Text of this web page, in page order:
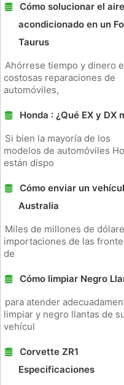
Cómo solucionar el aire
acondicionado en un
Taurus
Ahórrese tiempo y dinero
costosas reparaciones de
automóviles,
Honda : ¿Qué EX y DX
Si bien la mayoría de los
modelos de automóviles
están dispo
Cómo enviar un
Australia
Miles de millones de
importaciones de las
de
Cómo limpiar Negro
para atender
limpiar y negro llantas de
vehícul
Corvette ZR1
Especificaciones